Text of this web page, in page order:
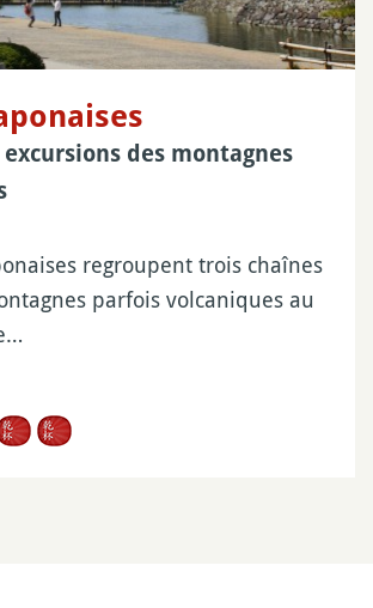
excursions des montagnes
regroupent trois chaînes
parfois volcaniques au